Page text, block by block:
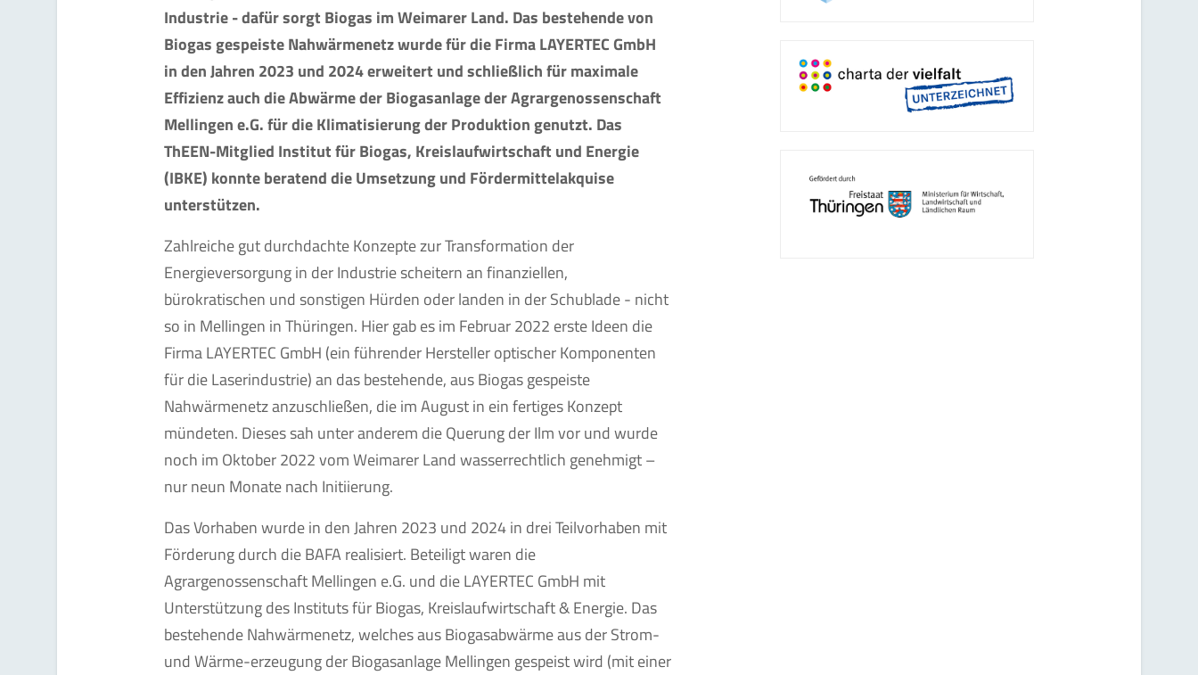
Industrie - dafür sorgt Biogas im Weimarer Land. Das bestehende von
Biogas gespeiste Nahwärmenetz wurde für die Firma LAYERTEC GmbH
in den Jahren 2023 und 2024 erweitert und schließlich für maximale
Effizienz auch die Abwärme der Biogasanlage der Agrargenossenschaft
Mellingen e.G. für die Klimatisierung der Produktion genutzt. Das
ThEEN-Mitglied Institut für Biogas, Kreislaufwirtschaft und Energie
(IBKE) konnte beratend die Umsetzung und Fördermittelakquise
unterstützen.
Zahlreiche gut durchdachte Konzepte zur Transformation der
Energieversorgung in der Industrie scheitern an finanziellen,
bürokratischen und sonstigen Hürden oder landen in der Schublade - nicht
so in Mellingen in Thüringen. Hier gab es im Februar 2022 erste Ideen die
Firma LAYERTEC GmbH (ein führender Hersteller optischer Komponenten
für die Laserindustrie) an das bestehende, aus Biogas gespeiste
Nahwärmenetz anzuschließen, die im August in ein fertiges Konzept
mündeten. Dieses sah unter anderem die Querung der Ilm vor und wurde
noch im Oktober 2022 vom Weimarer Land wasserrechtlich genehmigt –
nur neun Monate nach Initiierung.
Das Vorhaben wurde in den Jahren 2023 und 2024 in drei Teilvorhaben mit
Förderung durch die BAFA realisiert. Beteiligt waren die
Agrargenossenschaft Mellingen e.G. und die LAYERTEC GmbH mit
Unterstützung des Instituts für Biogas, Kreislaufwirtschaft & Energie. Das
bestehende Nahwärmenetz, welches aus Biogasabwärme aus der Strom-
und Wärme-erzeugung der Biogasanlage Mellingen gespeist wird (mit einer